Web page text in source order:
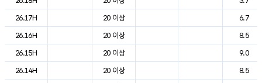
26.17H
20 이상
6.7
26.16H
20 이상
8.5
26.15H
20 이상
9.0
26.14H
20 이상
8.5